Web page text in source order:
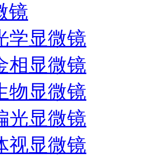
镜
学显微镜
相显微镜
物显微镜
光显微镜
视显微镜